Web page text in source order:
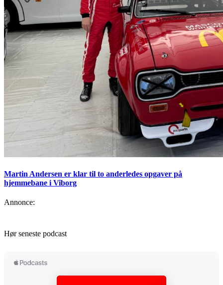
Martin Andersen er klar til to anderledes opgaver på
hjemmebane i Viborg
Annonce:
Hør seneste podcast